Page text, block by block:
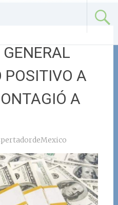
POSITIVO A
A